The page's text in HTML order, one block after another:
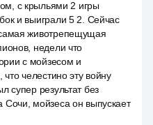
с крыльями 2 игры
и выиграли 5 2. Сейчас
животрепещущая
недели что
с мойзесом и
челестино эту войну
супер результат без
мойзеса он выпускает